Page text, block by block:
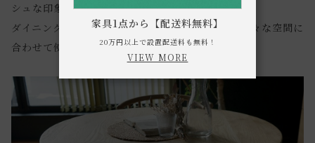
シュな印象になります。
ダイニングテーブルやワークデスクとしてなど、様々な空間に
合わせて使用していただけます。
家具1点から【配送料無料】
20万円以上で設置配送料も無料！
VIEW MORE